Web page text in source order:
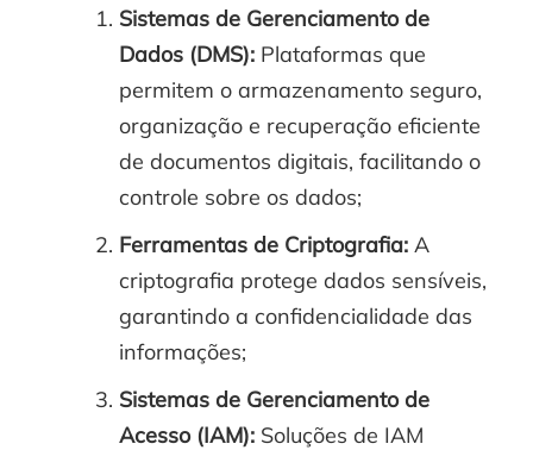
Sistemas de Gerenciamento de
Dados (DMS): Plataformas que
permitem o armazenamento seguro,
organização e recuperação eficiente
de documentos digitais, facilitando o
controle sobre os dados;
Ferramentas de Criptografia: A
criptografia protege dados sensíveis,
garantindo a confidencialidade das
informações;
Sistemas de Gerenciamento de
Acesso (IAM): Soluções de IAM